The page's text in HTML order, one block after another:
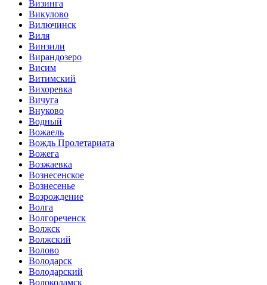
Визинга
Викулово
Вилючинск
Виля
Винзили
Вирандозеро
Висим
Витимский
Вихоревка
Вичуга
Внуково
Водный
Вожаель
Вождь Пролетариата
Вожега
Возжаевка
Вознесенское
Вознесенье
Возрождение
Волга
Волгореченск
Волжск
Волжский
Волово
Володарск
Володарский
Волоколамск